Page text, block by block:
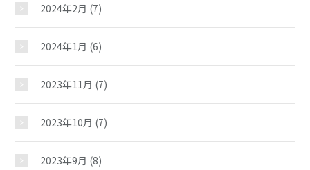
じどうかんだより
イベント
スケジュール
施設紹介
2024年2月 (7)
2024年1月 (6)
2023年11月 (7)
2023年10月 (7)
2023年9月 (8)